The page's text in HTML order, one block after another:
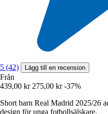
5 (42) Lägg till en recension
Från
439,00 kr 275,00 kr -37%
Short barn Real Madrid 2025/26
design för unga fotbollsälskare.